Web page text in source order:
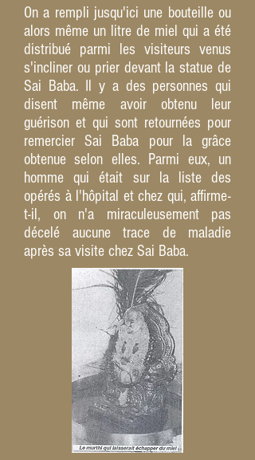
On a rempli jusqu'ici une bouteille ou
alors même un litre de miel qui a été
distribué parmi les visiteurs venus
s'incliner ou prier devant la statue de
Sai Baba. Il y a des personnes qui
disent même avoir obtenu leur
guérison et qui sont retournées pour
remercier Sai Baba pour la grâce
obtenue selon elles. Parmi eux, un
homme qui était sur la liste des
opérés à l'hôpital et chez qui, affirme-
t-il, on n'a miraculeusement pas
décelé aucune trace de maladie
après sa visite chez Sai Baba.